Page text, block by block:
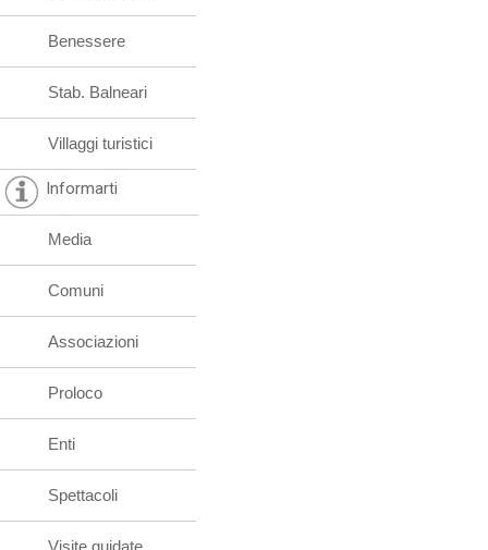
Benessere
Stab. Balneari
Villaggi turistici
Informarti
Media
Comuni
Associazioni
Proloco
Enti
Spettacoli
Visite guidate